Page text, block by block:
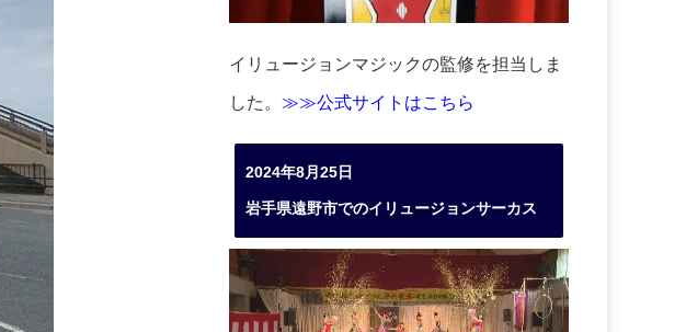
イリュージョンマジックの監修を担当しま
した。 ≫≫公式サイトはこちら
2024年8月25日
岩手県遠野市でのイリュージョンサーカス